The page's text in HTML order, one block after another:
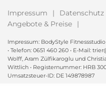
Impressum Datenschutz
Angebote & Preise
Impressum: BodyStyle
• Telefon: 0651 460 260 • E-Mail:
Wolff, Aram Zülfikaroglu und
Wittlich • Registernummer: HRB
Umsatzsteuer-ID: DE 149878987